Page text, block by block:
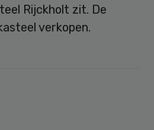
Rijckholt zit. De
verkopen.